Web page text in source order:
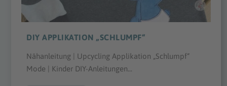
DIY APPLIKATION „SCHLUMPF“
Nähanleitung | Upcycling Applikation „Schlumpf“
Mode | Kinder DIY-Anleitungen...